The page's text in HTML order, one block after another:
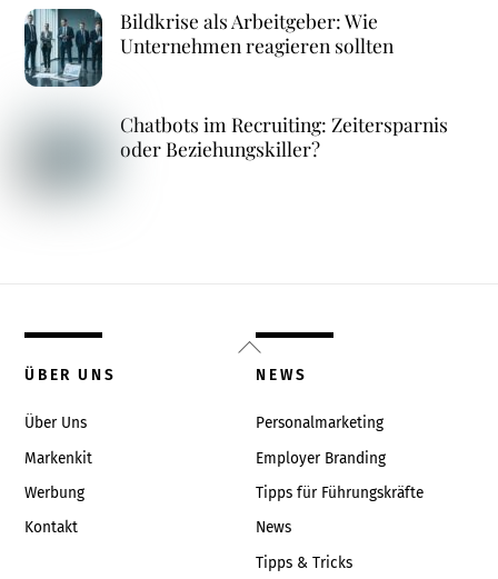
Bildkrise als Arbeitgeber: Wie
Unternehmen reagieren sollten
Chatbots im Recruiting: Zeitersparnis
oder Beziehungskiller?
Back
To
ÜBER UNS
Über Uns
Markenkit
Werbung
Kontakt
NEWS
Personalmarketing
Employer Branding
Tipps für Führungskräfte
News
Tipps & Tricks